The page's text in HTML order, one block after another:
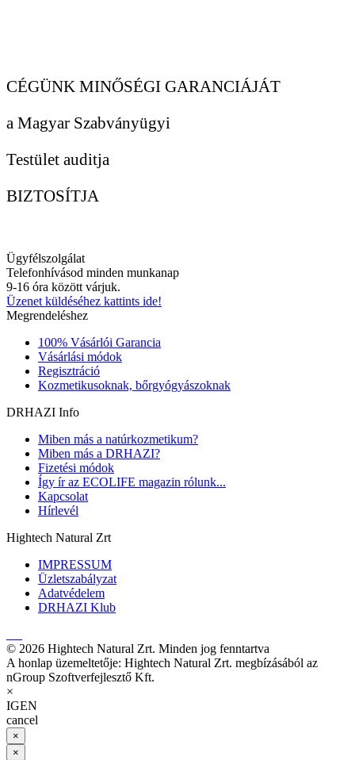
CÉGÜNK MINŐSÉGI GARANCIÁJÁT
a Magyar Szabványügyi
Testület auditja
BIZTOSÍTJA
Ügyfélszolgálat
Telefonhívásod minden munkanap
9-16 óra között várjuk.
Üzenet küldéséhez kattints ide!
Megrendeléshez
100% Vásárlói Garancia
Vásárlási módok
Regisztráció
Kozmetikusoknak, bőrgyógyászoknak
DRHAZI Info
Miben más a natúrkozmetikum?
Miben más a DRHAZI?
Fizetési módok
Így ír az ECOLIFE magazin rólunk...
Kapcsolat
Hírlevél
Hightech Natural Zrt
IMPRESSUM
Üzletszabályzat
Adatvédelem
DRHAZI Klub
© 2026 Hightech Natural Zrt. Minden jog fenntartva
A honlap üzemeltetője: Hightech Natural Zrt. megbízásából az
nGroup Szoftverfejlesztő Kft.
×
IGEN
cancel
×
×